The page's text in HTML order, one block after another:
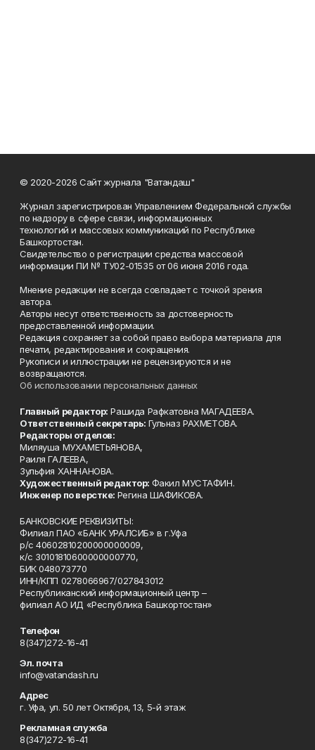
© 2020-2026 Сайт журнала "Ватандаш"
Журнал зарегистрирован Управлением Федеральной службы
по надзору в сфере связи, информационных
технологий и массовых коммуникаций по Республике
Башкортостан.
Свидетельство о регистрации средства массовой
информации ПИ № ТУ02-01535 от 06 июня 2016 года.
Мнение редакции не всегда совпадает с точкой зрения
автора.
Авторы несут ответственность за достоверность
предоставленной информации.
Редакция сохраняет за собой право выбора материала для
печати, редактирования и сокращения.
Рукописи и иллюстрации не рецензируются и не
возвращаются.
Об использовании персональных данных
Главный редактор: Рашида Рафкатовна МАГАДЕЕВА.
Ответственный секретарь: Гульназ РАХМЕТОВА.
Редакторы отделов:
Миляуша МУХАМЕТЬЯНОВА,
Раиля ГАЛЕЕВА,
Зульфия ХАННАНОВА.
Художественный редактор: Факил МУСТАФИН.
Инженер по верстке: Регина ШАФИКОВА.
БАНКОВСКИЕ РЕКВИЗИТЫ:
Филиал ПАО «БАНК УРАЛСИБ» в г.Уфа
р/с 40602810200000000009,
к/с 30101810600000000770,
БИК 048073770
ИНН/КПП 0278066967/027843012
Республиканский информационный центр –
филиал АО ИД «Республика Башкортостан»
Телефон
8(347)272-16-41
Эл. почта
info@vatandash.ru
Адрес
г. Уфа, ул. 50 лет Октября, 13, 5-й этаж
Рекламная служба
8(347)272-16-41